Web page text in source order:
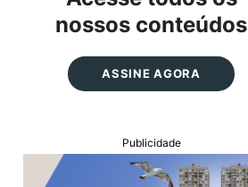
nossos conteúdos
ASSINE AGORA
Publicidade